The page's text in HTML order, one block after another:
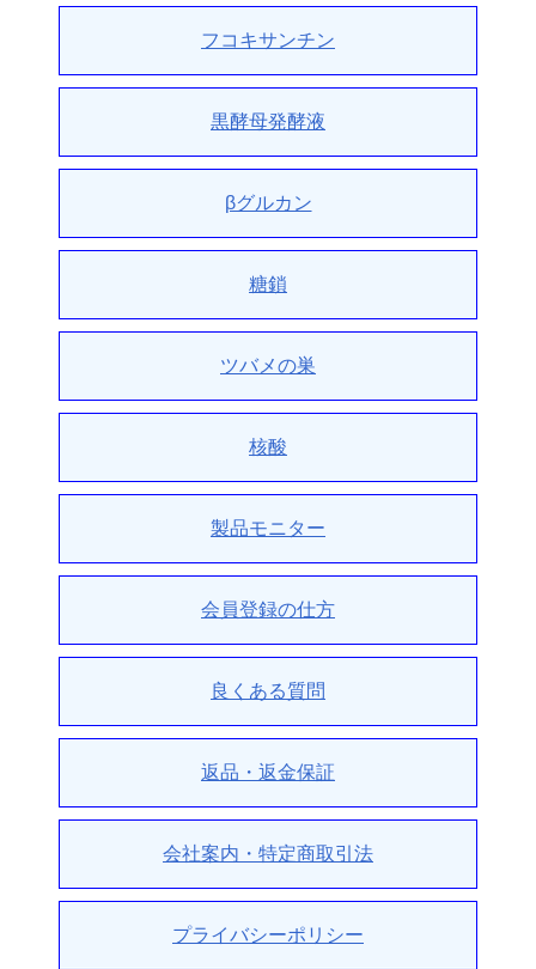
フコキサンチン
黒酵母発酵液
βグルカン
糖鎖
ツバメの巣
核酸
製品モニター
会員登録の仕方
良くある質問
返品・返金保証
会社案内・特定商取引法
プライバシーポリシー